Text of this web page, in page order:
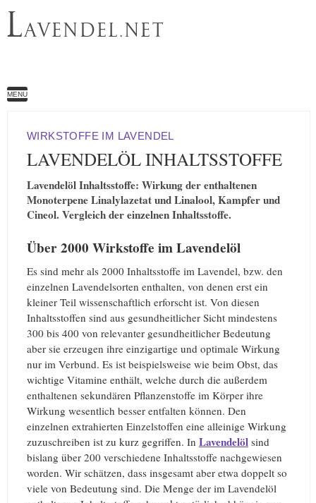
LAVENDEL.NET
MENU
WIRKSTOFFE IM LAVENDEL
LAVENDELÖL INHALTSSTOFFE
Lavendelöl Inhaltsstoffe: Wirkung der enthaltenen
Monoterpene Linalylazetat und Linalool, Kampfer und
Cineol. Vergleich der einzelnen Inhaltsstoffe.
Über 2000 Wirkstoffe im Lavendelöl
Es sind mehr als 2000 Inhaltsstoffe im Lavendel, bzw. den
einzelnen Lavendelsorten enthalten, von denen erst ein
kleiner Teil wissenschaftlich erforscht ist. Von diesen
Inhaltsstoffen sind aus gesundheitlicher Sicht mindestens
300 bis 400 von relevanter gesundheitlicher Bedeutung
aber sie erzeugen ihre einzigartige und optimale Wirkung
nur im Verbund. Es ist beispielsweise wie beim Obst, das
wichtige Vitamine enthält, welche durch die außerdem
enthaltenen sekundären Pflanzenstoffe im Körper ihre
Wirkung wesentlich besser entfalten können. Den
einzelnen extrahierten Einzelstoffen eine alleinige Wirkung
zuzuschreiben ist zu kurz gegriffen. In Lavendelöl sind
bislang über 200 verschiedene Inhaltsstoffe nachgewiesen
worden. Wir schätzen, dass insgesamt aber etwa doppelt so
viele von Bedeutung sind. Die Menge der im Lavendelöl